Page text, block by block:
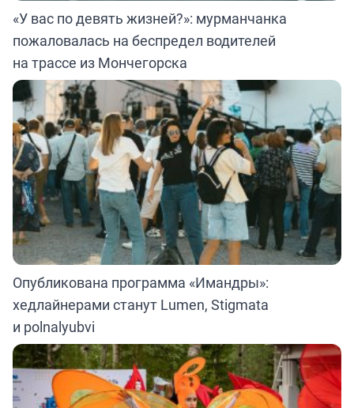
«У вас по девять жизней?»: мурманчанка
пожаловалась на беспредел водителей
на трассе из Мончегорска
Опубликована программа «Имандры»:
хедлайнерами станут Lumen, Stigmata
и polnalyubvi